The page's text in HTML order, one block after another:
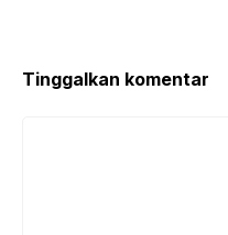
Tinggalkan komentar